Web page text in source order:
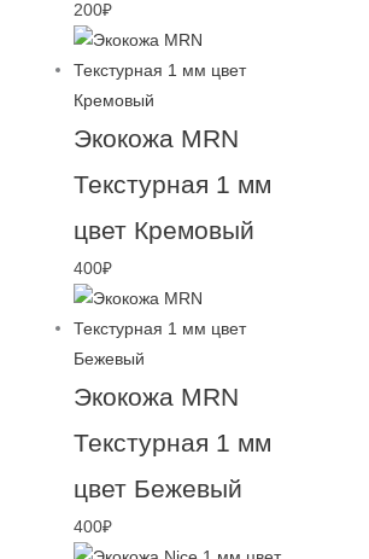
200₽
Экокожа MRN
Текстурная 1 мм
цвет Кремовый
400₽
Экокожа MRN
Текстурная 1 мм
цвет Бежевый
400₽